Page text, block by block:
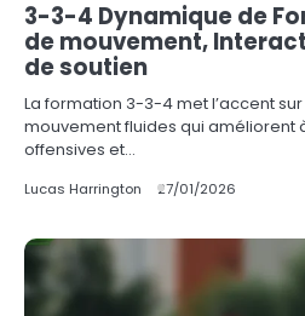
3-3-4 Dynamique de
de mouvement,
de soutien
La formation 3-3-4 met l’accent
mouvement fluides qui améliorent
offensives et…
Lucas Harrington 27/01/2026